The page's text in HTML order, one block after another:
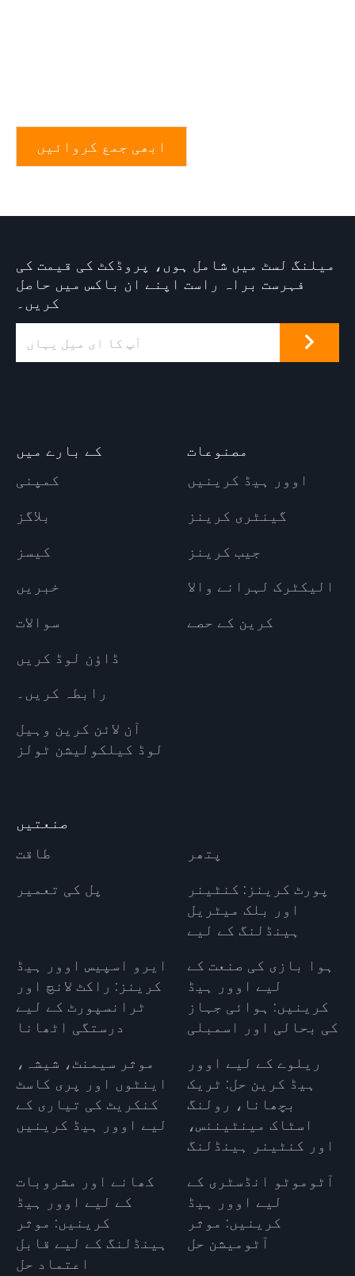
ابھی جمع کروائیں
میلنگ لسٹ میں شامل ہوں، پروڈکٹ کی قیمت کی
فہرست براہ راست اپنے ان باکس میں حاصل
کریں۔
کے بارے میں
کمپنی
بلاگز
کیسز
خبریں
سوالات
ڈاؤن لوڈ کریں
رابطہ کریں۔
آن لائن کرین وہیل
لوڈ کیلکولیشن ٹولز
مصنوعات
اوور ہیڈ کرینیں
گینٹری کرینز
جیب کرینز
الیکٹرک لہرانے والا
کرین کے حصے
صنعتیں
طاقت
پتھر
پل کی تعمیر
پورٹ کرینز: کنٹینر
اور بلک میٹریل
ہینڈلنگ کے لیے
ایرو اسپیس اوور ہیڈ
کرینز: راکٹ لانچ اور
ٹرانسپورٹ کے لیے
درستگی اٹھانا
ہوا بازی کی صنعت کے
لیے اوور ہیڈ
کرینیں: ہوائی جہاز
کی بحالی اور اسمبلی
موثر سیمنٹ، شیشہ،
اینٹوں اور پری کاسٹ
کنکریٹ کی تیاری کے
لیے اوور ہیڈ کرینیں
ریلوے کے لیے اوور
ہیڈ کرین حل: ٹریک
بچھانا، رولنگ
اسٹاک مینٹیننس،
اور کنٹینر ہینڈلنگ
کھانے اور مشروبات
کے لیے اوور ہیڈ
کرینیں: موثر
ہینڈلنگ کے لیے قابل
اعتماد حل
آٹوموٹو انڈسٹری کے
لیے اوور ہیڈ
کرینیں: موثر
آٹومیشن حل